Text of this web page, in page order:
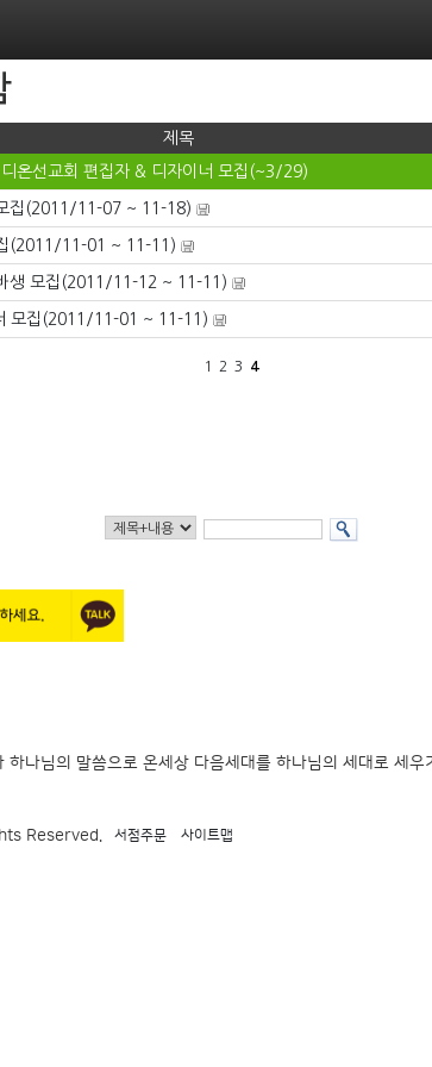
제목
온선교회 편집자 & 디자이너 모집(~3/29)
집(2011/11-07 ~ 11-18)
(2011/11-01 ~ 11-11)
생 모집(2011/11-12 ~ 11-11)
모집(2011/11-01 ~ 11-11)
1 2 3 4
하나님의 말씀으로 온세상 다음세대를 하나님의 세대로 세우
Reserved. 서점주문 사이트맵